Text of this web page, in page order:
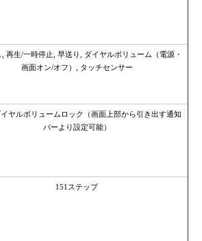
再生/一時停止, 早送り, ダイヤルボリューム（電源・
画面オン/オフ）, タッチセンサー
ボリュームロック（画面上部から引き出す通知
バーより設定可能）
151ステップ